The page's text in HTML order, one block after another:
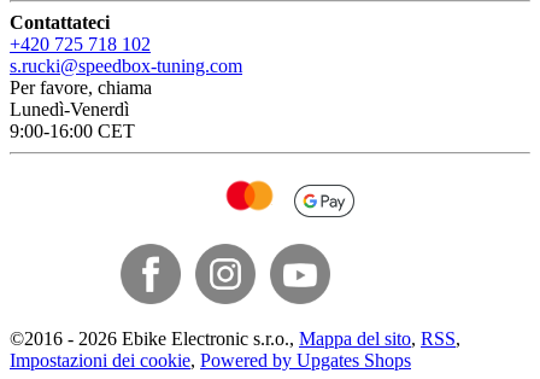
Contattateci
+420 725 718 102
s.rucki@speedbox-tuning.com
Per favore, chiama
Lunedì-Venerdì
9:00-16:00 CET
©2016 - 2026 Ebike Electronic s.r.o., Mappa del sito, RSS,
Impostazioni dei cookie, Powered by Upgates Shops